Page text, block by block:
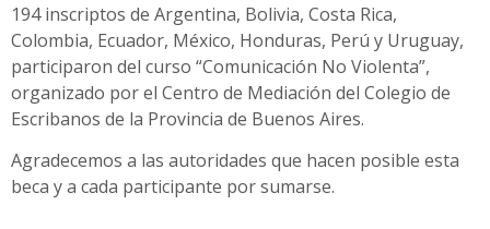
194 inscriptos de Argentina, Bolivia, Costa Rica,
Colombia, Ecuador, México, Honduras, Perú y Uruguay,
participaron del curso “Comunicación No Violenta”,
organizado por el Centro de Mediación del Colegio de
Escribanos de la Provincia de Buenos Aires.
Agradecemos a las autoridades que hacen posible esta
beca y a cada participante por sumarse.